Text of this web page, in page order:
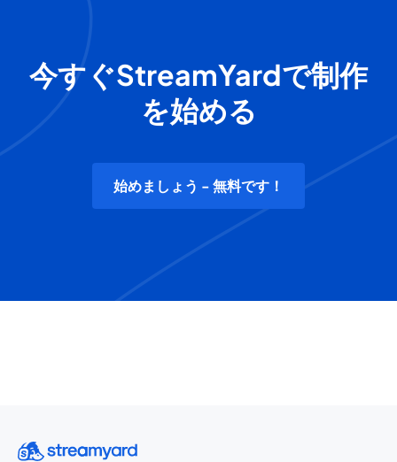
今すぐStreamYardで制作
を始める
始めましょう - 無料です！